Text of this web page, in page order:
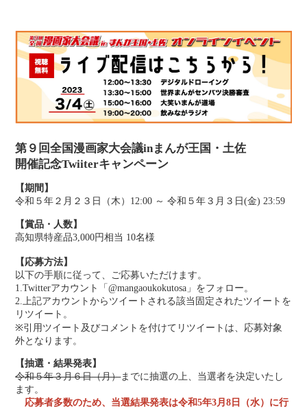
第９回全国漫画家大会議inまんが王国・土佐
開催記念Twiiterキャンペーン
【期間】
令和５年２月２３日（木）12:00 ～ 令和５年３月３日(金) 23:59
【賞品・人数】
高知県特産品3,000円相当 10名様
【応募方法】
以下の手順に従って、ご応募いただけます。
1.Twitterアカウント「@mangaoukokutosa」をフォロー。
2.上記アカウントからツイートされる該当固定されたツイートを
リツイート。
※引用ツイート及びコメントを付けてリツイートは、応募対象
外となります。
【抽選・結果発表】
令和５年３月６日（月）までに抽選の上、当選者を決定いたし
ます。
応募者多数のため、当選結果発表は令和5年3月8日（水）に行